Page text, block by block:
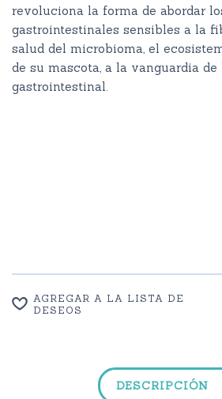
revoluciona la forma de abordar
gastrointestinales sensibles a la
salud del microbioma, el
de su mascota, a la vanguardia
gastrointestinal.
AGREGAR A LA LISTA DE
DESEOS
DESCRIPCIÓN